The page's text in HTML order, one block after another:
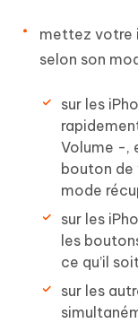
mettez votre
selon son
sur les
Volume -,
bouton de
mode
sur les
les
ce qu’il
sur les